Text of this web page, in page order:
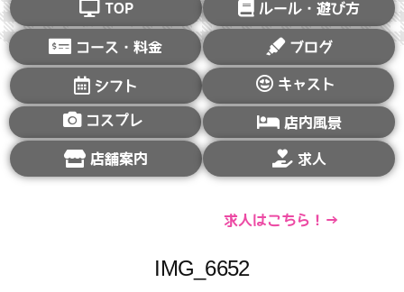
TOP ルール・遊び方
コース・料金 ブログ
シフト キャスト
コスプレ 店内風景
店舗案内 求人
求人はこちら！→
IMG_6652